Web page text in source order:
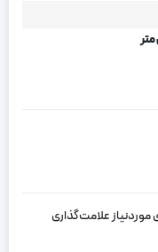
علامت‌گذاری